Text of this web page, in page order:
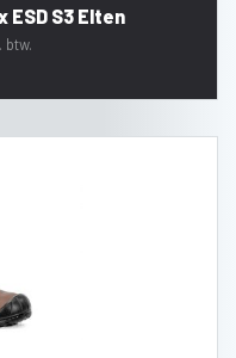
ESD S3 Elten
btw.